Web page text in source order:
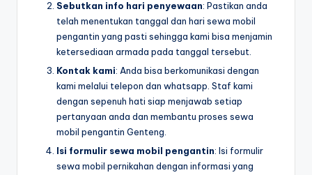
Sebutkan info hari penyewaan: Pastikan anda
telah menentukan tanggal dan hari sewa mobil
pengantin yang pasti sehingga kami bisa menjamin
ketersediaan armada pada tanggal tersebut.
Kontak kami: Anda bisa berkomunikasi dengan
kami melalui telepon dan whatsapp. Staf kami
dengan sepenuh hati siap menjawab setiap
pertanyaan anda dan membantu proses sewa
mobil pengantin Genteng.
Isi formulir sewa mobil pengantin: Isi formulir
sewa mobil pernikahan dengan informasi yang